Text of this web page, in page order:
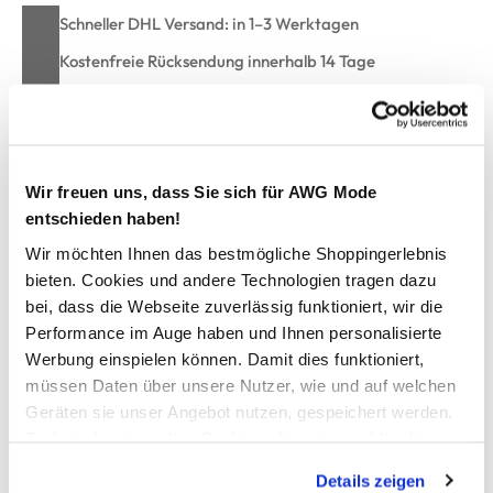
Wir freuen uns, dass Sie sich für AWG Mode
entschieden haben!
Wir möchten Ihnen das bestmögliche Shoppingerlebnis
bieten. Cookies und andere Technologien tragen dazu
bei, dass die Webseite zuverlässig funktioniert, wir die
Performance im Auge haben und Ihnen personalisierte
Werbung einspielen können. Damit dies funktioniert,
müssen Daten über unsere Nutzer, wie und auf welchen
Geräten sie unser Angebot nutzen, gespeichert werden.
Details zeigen
Schneller DHL Versand: in 1–3 Werktagen
Kostenfreie Rücksendung innerhalb 14 Tage
Kostenlose Filiallieferung in Ihre Wunschfiliale
Zur Wunschliste hinzufügen
Jungen Shirt mit Streifen und Brusttasche
schönes Shirt von name it
mit Rundhals-Ausschnitt
zarte Streifen
aufgesetzte Brusttasche